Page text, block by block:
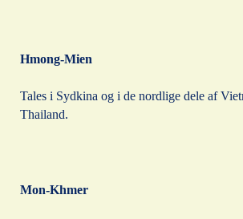
Hmong-Mien
Tales i Sydkina og i de nordlige dele af
Thailand.
Mon-Khmer